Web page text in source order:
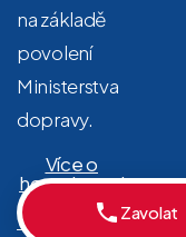
na základě
povolení
Ministerstva
dopravy.
Více o
homologaci
a zápisu do
technickýchZavolat